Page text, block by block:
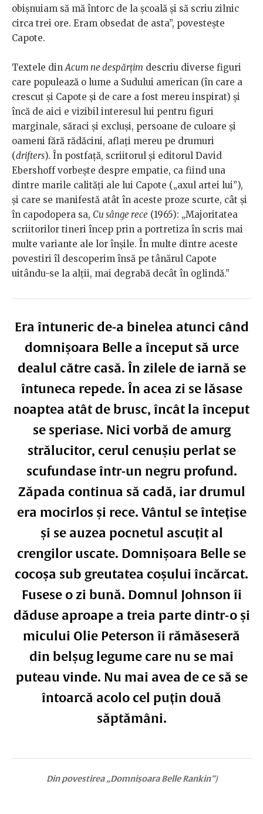
obișnuiam să mă întorc de la școală și să scriu zilnic
circa trei ore. Eram obsedat de asta”, povestește
Capote.
Textele din Acum ne despărțim descriu diverse figuri
care populează o lume a Sudului american (în care a
crescut și Capote și de care a fost mereu inspirat) și
încă de aici e vizibil interesul lui pentru figuri
marginale, săraci și excluși, persoane de culoare și
oameni fără rădăcini, aflați mereu pe drumuri
(drifters). În postfață, scriitorul și editorul David
Ebershoff vorbește despre empatie, ca fiind una
dintre marile calități ale lui Capote („axul artei lui”),
și care se manifestă atât în aceste proze scurte, cât și
în capodopera sa, Cu sânge rece (1965): „Majoritatea
scriitorilor tineri încep prin a portretiza în scris mai
multe variante ale lor înșile. În multe dintre aceste
povestiri îl descoperim însă pe tânărul Capote
uitându-se la alții, mai degrabă decât în oglindă.”
Era întuneric de-a binelea atunci când
domnișoara Belle a început să urce
dealul către casă. În zilele de iarnă se
întuneca repede. În acea zi se lăsase
noaptea atât de brusc, încât la început
se speriase. Nici vorbă de amurg
strălucitor, cerul cenușiu perlat se
scufundase într-un negru profund.
Zăpada continua să cadă, iar drumul
era mocirlos și rece. Vântul se întețise
și se auzea pocnetul ascuțit al
crengilor uscate. Domnișoara Belle se
cocoșa sub greutatea coșului încărcat.
Fusese o zi bună. Domnul Johnson îi
dăduse aproape a treia parte dintr-o și
micului Olie Peterson îi rămăseseră
din belșug legume care nu se mai
puteau vinde. Nu mai avea de ce să se
întoarcă acolo cel puțin două
săptămâni.
Din povestirea „Domnișoara Belle Rankin”)